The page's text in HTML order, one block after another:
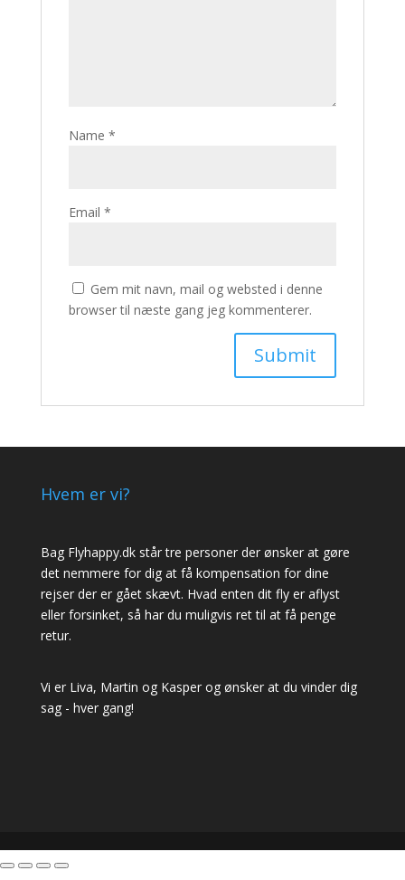
Name *
Email *
Gem mit navn, mail og websted i denne
browser til næste gang jeg kommenterer.
Hvem er vi?
Bag Flyhappy.dk står tre personer der ønsker at gøre
det nemmere for dig at få kompensation for dine
rejser der er gået skævt. Hvad enten dit fly er aflyst
eller forsinket, så har du muligvis ret til at få penge
retur.
Vi er Liva, Martin og Kasper og ønsker at du vinder dig
sag - hver gang!